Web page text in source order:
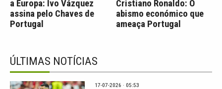
a Europa: Ivo Vázquez
assina pelo Chaves de
Portugal
Cristiano Ronaldo: O
abismo económico que
ameaça Portugal
ÚLTIMAS NOTÍCIAS
17-07-2026 · 05:53